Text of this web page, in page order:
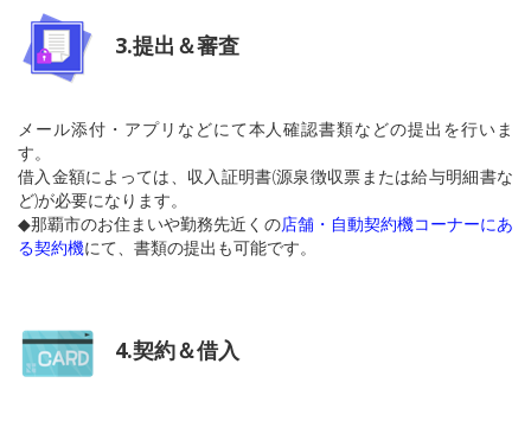
3.提出＆審査
メール添付・アプリなどにて本人確認書類などの提出を行いま
す。
借入金額によっては、収入証明書(源泉徴収票または給与明細書な
ど)が必要になります。
◆那覇市のお住まいや勤務先近くの店舗・自動契約機コーナーにあ
る契約機にて、書類の提出も可能です。
4.契約＆借入